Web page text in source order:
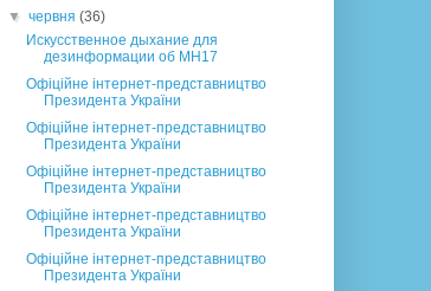
▼червня(36)
Искусственное дыхание для
дезинформации об МН17
Офіційне інтернет-представництво
Президента України
Офіційне інтернет-представництво
Президента України
Офіційне інтернет-представництво
Президента України
Офіційне інтернет-представництво
Президента України
Офіційне інтернет-представництво
Президента України